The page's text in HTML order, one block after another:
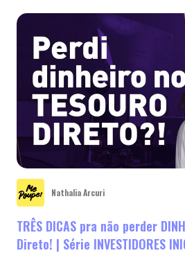
Nathalia Arcuri
TRÊS DICAS pra não perder
Direto! | Série INVESTIDORES